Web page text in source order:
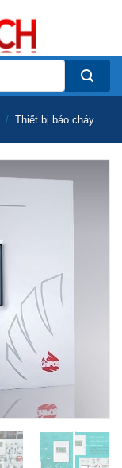
/ Thiết bị báo cháy